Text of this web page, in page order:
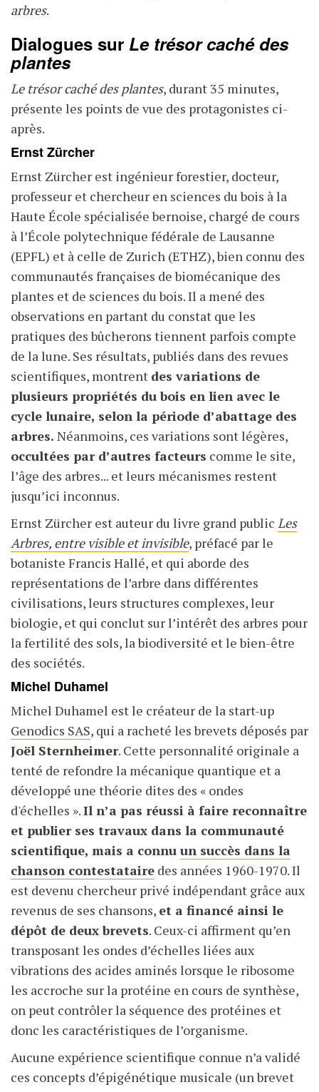
arbres.
Dialogues sur Le trésor caché des
plantes
Le trésor caché des plantes, durant 35 minutes,
présente les points de vue des protagonistes ci-
après.
Ernst Zürcher
Ernst Zürcher est ingénieur forestier, docteur,
professeur et chercheur en sciences du bois à la
Haute École spécialisée bernoise, chargé de cours
à l’École polytechnique fédérale de Lausanne
(EPFL) et à celle de Zurich (ETHZ), bien connu des
communautés françaises de biomécanique des
plantes et de sciences du bois. Il a mené des
observations en partant du constat que les
pratiques des bûcherons tiennent parfois compte
de la lune. Ses résultats, publiés dans des revues
scientifiques, montrent des variations de
plusieurs propriétés du bois en lien avec le
cycle lunaire, selon la période d’abattage des
arbres. Néanmoins, ces variations sont légères,
occultées par d’autres facteurs comme le site,
l’âge des arbres... et leurs mécanismes restent
jusqu’ici inconnus.
Ernst Zürcher est auteur du livre grand public Les
Arbres, entre visible et invisible, préfacé par le
botaniste Francis Hallé, et qui aborde des
représentations de l’arbre dans différentes
civilisations, leurs structures complexes, leur
biologie, et qui conclut sur l’intérêt des arbres pour
la fertilité des sols, la biodiversité et le bien-être
des sociétés.
Michel Duhamel
Michel Duhamel est le créateur de la start-up
Genodics SAS, qui a racheté les brevets déposés par
Joël Sternheimer. Cette personnalité originale a
tenté de refondre la mécanique quantique et a
développé une théorie dites des « ondes
d'échelles ».Il n’a pas réussi à faire reconnaître
et publier ses travaux dans la communauté
scientifique, mais a connu un succès dans la
chanson contestataire des années 1960-1970. Il
est devenu chercheur privé indépendant grâce aux
revenus de ses chansons, et a financé ainsi le
dépôt de deux brevets. Ceux-ci affirment qu’en
transposant les ondes d’échelles liées aux
vibrations des acides aminés lorsque le ribosome
les accroche sur la protéine en cours de synthèse,
on peut contrôler la séquence des protéines et
donc les caractéristiques de l’organisme.
Aucune expérience scientifique connue n’a validé
ces concepts d’épigénétique musicale (un brevet